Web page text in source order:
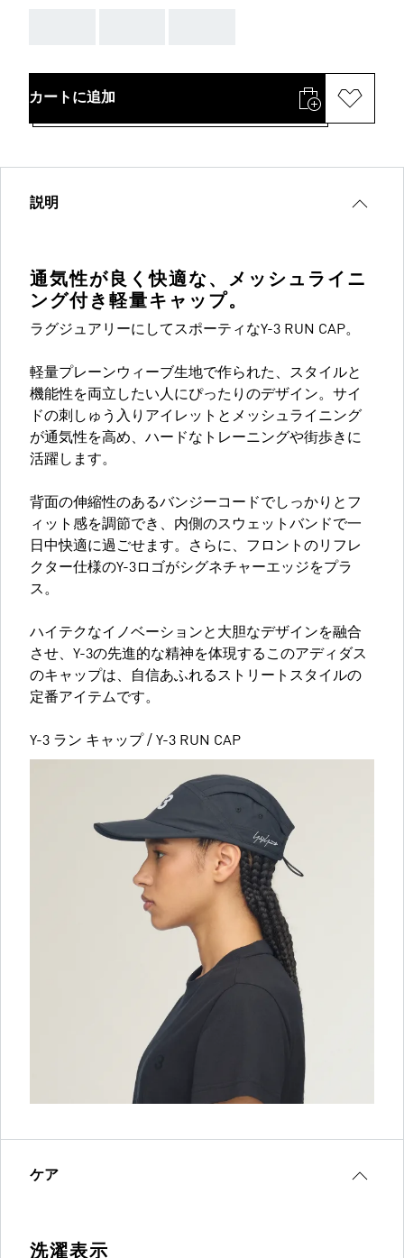
カートに追加
説明
通気性が良く快適な、メッシュライニ
ング付き軽量キャップ。
ラグジュアリーにしてスポーティなY-3 RUN CAP。
軽量プレーンウィーブ生地で作られた、スタイルと
機能性を両立したい人にぴったりのデザイン。サイ
ドの刺しゅう入りアイレットとメッシュライニング
が通気性を高め、ハードなトレーニングや街歩きに
活躍します。
背面の伸縮性のあるバンジーコードでしっかりとフ
ィット感を調節でき、内側のスウェットバンドで一
日中快適に過ごせます。さらに、フロントのリフレ
クター仕様のY-3ロゴがシグネチャーエッジをプラ
ス。
ハイテクなイノベーションと大胆なデザインを融合
させ、Y-3の先進的な精神を体現するこのアディダス
のキャップは、自信あふれるストリートスタイルの
定番アイテムです。
Y-3 ラン キャップ / Y-3 RUN CAP
ケア
洗濯表示